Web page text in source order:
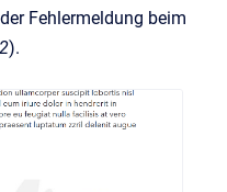
Fehlermeldung beim
).